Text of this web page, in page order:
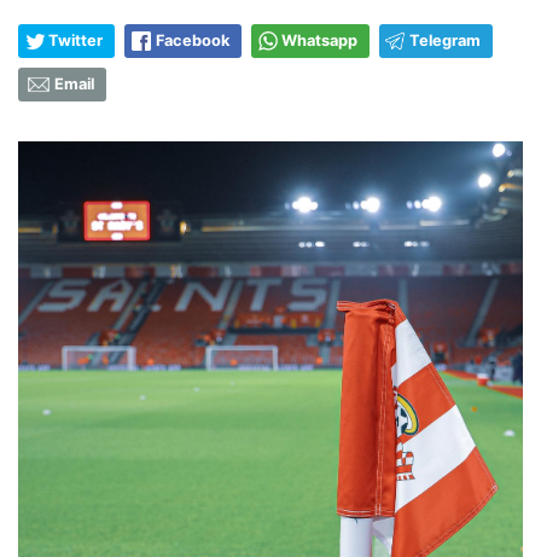
Twitter Facebook Whatsapp Telegram
Email